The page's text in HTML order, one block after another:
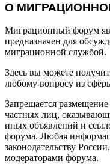
О
Миграционный форум
предназначен для
миграционной службой.
Здесь вы можете
любому вопросу из
Запрещается
частных лиц,
иных объявлений и
форума. Любая
законодательству
модераторами форума.